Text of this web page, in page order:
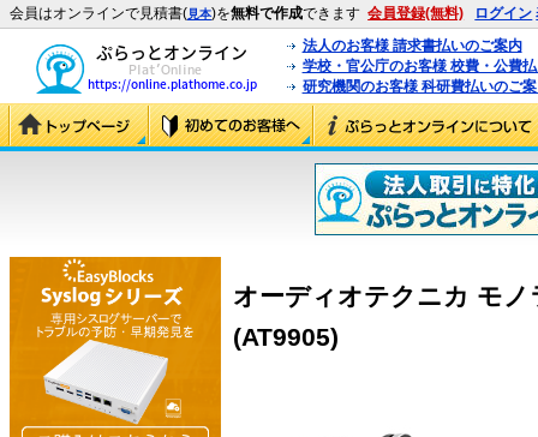
会員はオンラインで見積書(見本)を無料で作成できます 会員登録(無料) ログイン
法人のお客様 請求書払いのご案内
学校・官公庁のお客様 校費・公費
研究機関のお客様 科研費払いのご
オーディオテクニカ モ
(AT9905)